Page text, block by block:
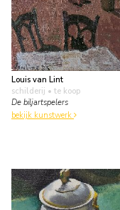
Louis van Lint
schilderij • te koop
De biljartspelers
bekijk kunstwerk